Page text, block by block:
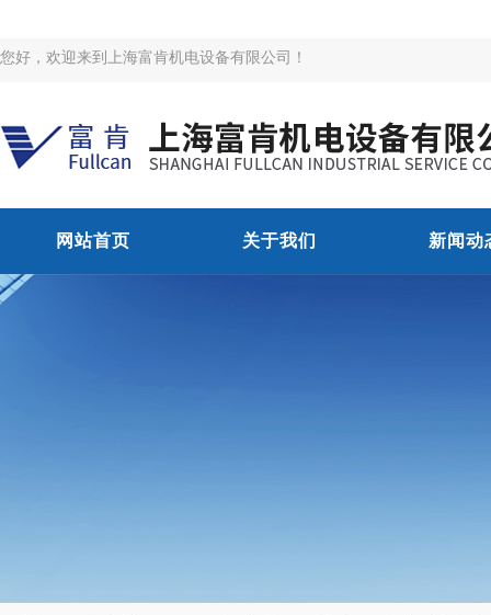
您好，欢迎来到上海富肯机电设备有限公司！
网站首页 关于我们 新闻动